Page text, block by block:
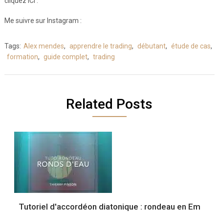
Me suivre sur Instagram :
Tags: Alex mendes, apprendre le trading, débutant, étude de cas,
formation, guide complet, trading
Related Posts
Tutoriel d'accordéon diatonique : rondeau en Em